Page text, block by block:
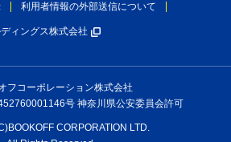
利用者情報の外部送信について
ィングス株式会社
フコーポレーション株式会社
号 神奈川県公安委員会許可
CORPORATION LTD.